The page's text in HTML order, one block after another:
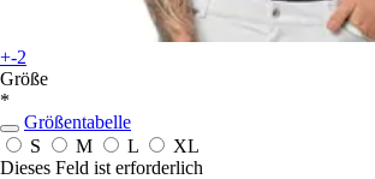
+-2
Größe
*
Größentabelle
S
M L
XL
Dieses Feld ist erforderlich